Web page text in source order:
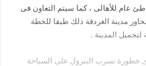
عام للأهالى ، كما سيتم التعاون فى
مدينة الغردقة ذلك طبقا للخطة
المدينة .
خطورة تسرب البترول على السياحة